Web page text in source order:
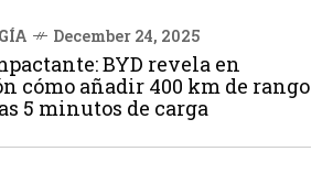
December 24, 2025
BYD revela en
cómo añadir 400 km de rango
5 minutos de carga